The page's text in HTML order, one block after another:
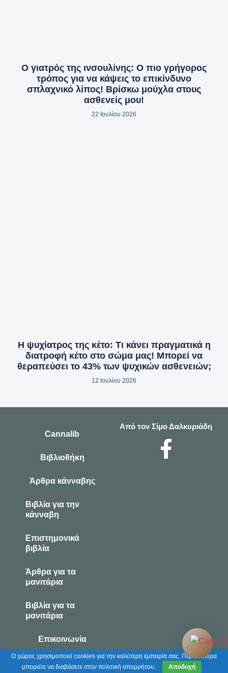
Ο γιατρός της ινσουλίνης: Ο πιο γρήγορος
τρόπος για να κάψεις το επικίνδυνο
σπλαχνικό λίπος! Βρίσκω μούχλα στους
ασθενείς μου!
22 Ιουλίου 2026
Η ψυχίατρος της κέτο: Τι κάνει πραγματικά η
διατροφή κέτο στο σώμα μας! Μπορεί να
θεραπεύσει το 43% των ψυχικών ασθενειών;
12 Ιουλίου 2026
Cannalib
Βιβλιοθήκη
Άρθρα κάνναβης
Βιβλία για την
κάνναβη
Επιστημονικά
βιβλία
Άρθρα για τα
μανιτάρια
Βιβλία για τα
μανιτάρια
Επικοινωνία
Από τον Σίμο Δαλκυριάδη
Powered by Γη των πιγκουίνων
Ο χώρος χρησιμοποιεί cookies για την καλύτερη εμπειρία σας. Περισσότερα
μπορείτε να διαβάσετε στην πολιτική απορρήτου.
Αποδοχή